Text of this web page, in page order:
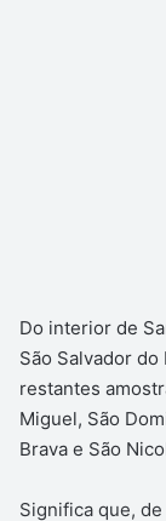
Do interior de
São Salvador
restantes
Miguel, São
Brava e São
Significa que,